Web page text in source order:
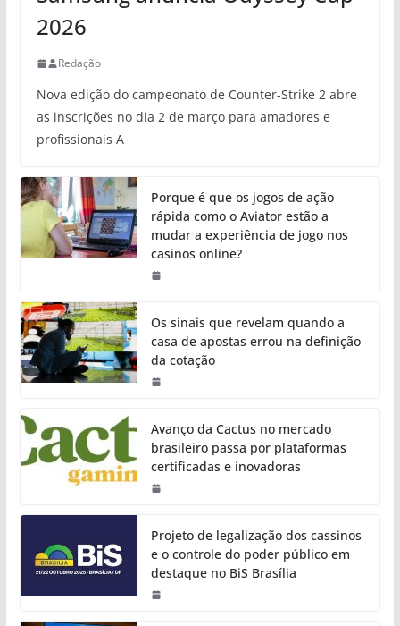
2026
Redação
Nova edição do campeonato de Counter-Strike 2 abre
as inscrições no dia 2 de março para amadores e
profissionais A
Porque é que os jogos de ação
rápida como o Aviator estão a
mudar a experiência de jogo nos
casinos online?
Os sinais que revelam quando a
casa de apostas errou na definição
da cotação
Avanço da Cactus no mercado
brasileiro passa por plataformas
certificadas e inovadoras
Projeto de legalização dos cassinos
e o controle do poder público em
destaque no BiS Brasília